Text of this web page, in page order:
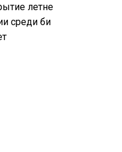
летне
среди би